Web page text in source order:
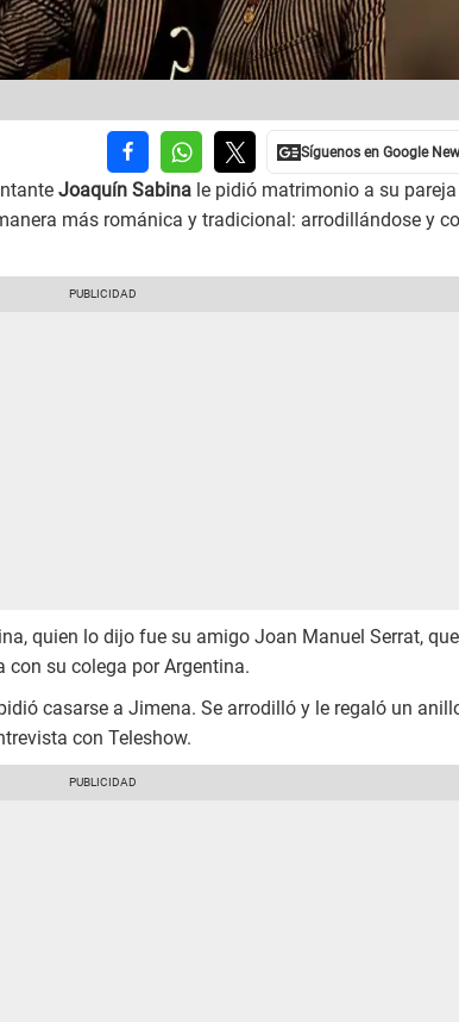
Joaquín Sabina le pidió matrimonio a su pareja
más románica y tradicional: arrodillándose y
quien lo dijo fue su amigo Joan Manuel Serrat, que
con su colega por Argentina.
casarse a Jimena. Se arrodilló y le regaló un
con Teleshow.